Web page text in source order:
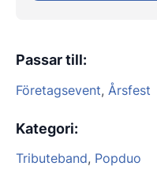
Passar till:
Företagsevent, Årsfest
Kategori:
Tributeband, Popduo